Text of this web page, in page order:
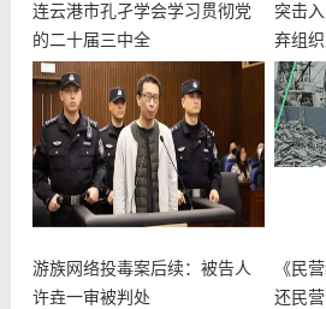
连云港市孔孑学会学习贯彻党
的二十届三中全
突击
弃组织
游族网络投毒案后续：被告人
许垚一审被判处
《民
还民